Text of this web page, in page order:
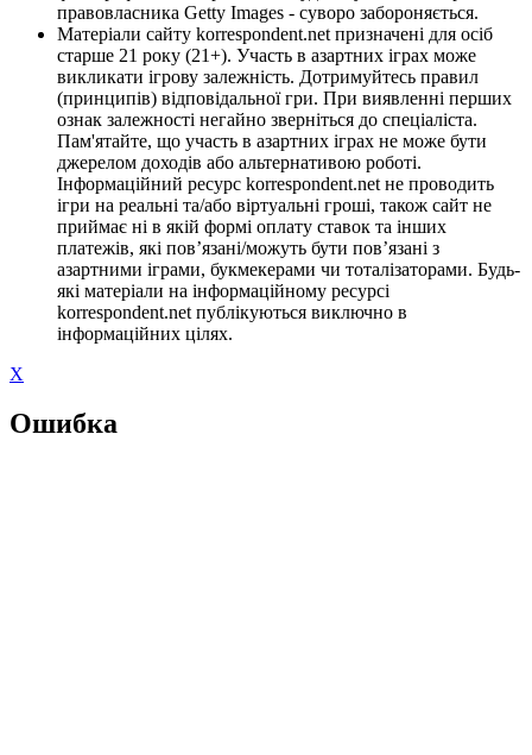
правовласника Getty Images - суворо забороняється.
Матеріали сайту korrespondent.net призначені для осіб
старше 21 року (21+). Участь в азартних іграх може
викликати ігрову залежність. Дотримуйтесь правил
(принципів) відповідальної гри. При виявленні перших
ознак залежності негайно зверніться до спеціаліста.
Пам'ятайте, що участь в азартних іграх не може бути
джерелом доходів або альтернативою роботі.
Інформаційний ресурс korrespondent.net не проводить
ігри на реальні та/або віртуальні гроші, також сайт не
приймає ні в якій формі оплату ставок та інших
платежів, які пов’язані/можуть бути пов’язані з
азартними іграми, букмекерами чи тоталізаторами. Будь-
які матеріали на інформаційному ресурсі
korrespondent.net публікуються виключно в
інформаційних цілях.
X
Ошибка